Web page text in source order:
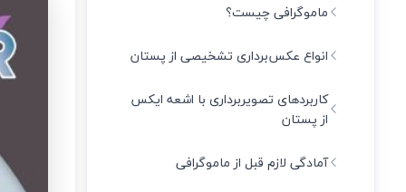
ماموگرافی چیست؟
انواع عکس‌برداری تشخیصی از پستان
کاربردهای تصویربرداری با اشعه ایکس
از پستان
آمادگی لازم قبل از ماموگرافی